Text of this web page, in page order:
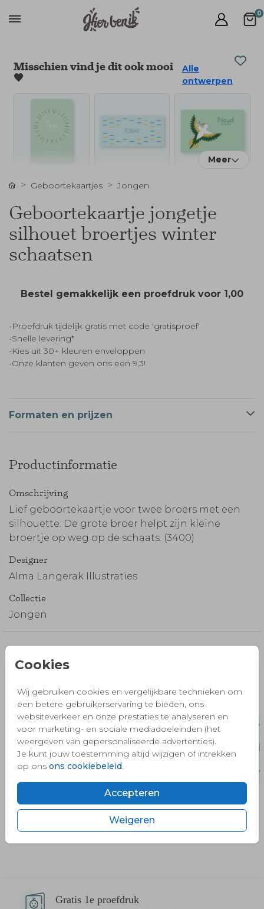
0
Cookies
Wij gebruiken cookies en vergelijkbare technieken om
een betere gebruikerservaring te bieden, ons
websiteverkeer en onze prestaties te analyseren en
voor marketing- en sociale mediadoeleinden (het
weergeven van gepersonaliseerde advertenties).
Je kunt jouw toestemming altijd wijzigen of intrekken
op ons ons cookiebeleid
Accepteren
Weigeren
Misschien vind je dit ook mooi
🧡
Alle
ontwerpen
Meer
Geboortekaartjes Jongen
Geboortekaartje jongetje
silhouet broertjes winter
schaatsen
Bestel gemakkelijk een proefdruk voor 1,00
-Proefdruk tijdelijk gratis met code 'gratisproef'
-Snelle levering*
-Kies uit 30+ kleuren enveloppen
-Onze klanten geven ons een 9,3!
Formaten en prijzen
Productinformatie
Omschrijving
Lief geboortekaartje voor twee broers met een
silhouette. De grote broer helpt zijn kleine
broertje op weg op de schaats. (3400)
Designer
Alma Langerak Illustraties
Collectie
Jongen
Gratis 1e proefdruk